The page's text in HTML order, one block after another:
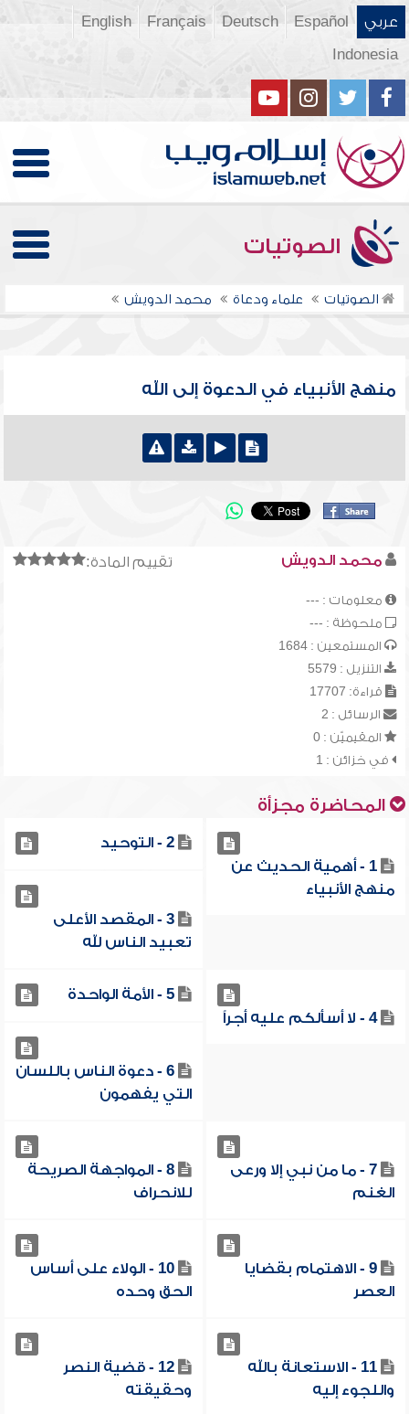
عربي Español
Deutsch
Français
English
Indonesia
الصوتيات
الصوتيات علماء ودعاة محمد الدويش
منهج الأنبياء في الدعوة إلى الله
تقييم المادة: محمد الدويش
معلومات : ---
ملحوظة : ---
المستمعين : 1684
التنزيل : 5579
قراءة: 17707
الرسائل : 2
المقيميّن : 0
في خزائن : 1
المحاضرة مجزأة
1 - أهمية الحديث عن
منهج الأنبياء
2 - التوحيد
3 - المقصد الأعلى
تعبيد الناس لله
4 - لا أسألكم عليه أجراً
5 - الأمة الواحدة
6 - دعوة الناس باللسان
التي يفهمون
7 - ما من نبي إلا ورعى
الغنم
8 - المواجهة الصريحة
للانحراف
9 - الاهتمام بقضايا
العصر
10 - الولاء على أساس
الحق وحده
11 - الاستعانة بالله
واللجوء إليه
12 - قضية النصر
وحقيقته